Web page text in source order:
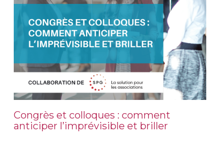
Congrès et colloques : comment
anticiper l’imprévisible et briller